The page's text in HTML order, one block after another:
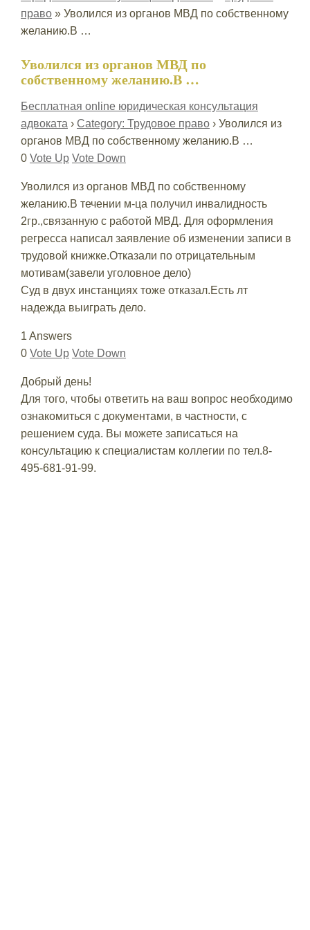
право» Уволился из органов МВД по собственному
желанию.В …
Уволился из органов МВД по
собственному желанию.В …
Бесплатная online юридическая консультация
адвоката › Category: Трудовое право› Уволился из
органов МВД по собственному желанию.В …
0 Vote Up Vote Down
Уволился из органов МВД по собственному
желанию.В течении м-ца получил инвалидность
2гр.,связанную с работой МВД. Для оформления
регресса написал заявление об изменении записи в
трудовой книжке.Отказали по отрицательным
мотивам(завели уголовное дело)
Суд в двух инстанциях тоже отказал.Есть лт
надежда выиграть дело.
1 Answers
0 Vote Up Vote Down
Добрый день!
Для того, чтобы ответить на ваш вопрос необходимо
ознакомиться с документами, в частности, с
решением суда. Вы можете записаться на
консультацию к специалистам коллегии по тел.8-
495-681-91-99.